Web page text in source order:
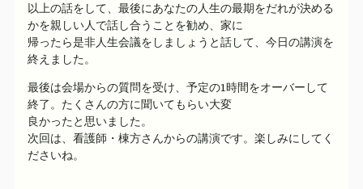
以上の話をして、最後にあなたの人生の最期をだれが決める
かを親しい人で話し合うことを勧め、家に
帰ったら是非人生会議をしましょうと話して、今日の講演を
終えました。
最後は会場からの質問を受け、予定の1時間をオーバーして
終了。たくさんの方に聞いてもらい大変
良かったと思いました。
次回は、看護師・棟方さんからの講演です。楽しみにしてく
ださいね。